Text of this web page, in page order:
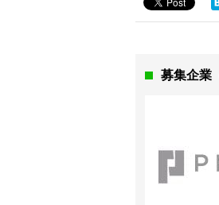
募集企業